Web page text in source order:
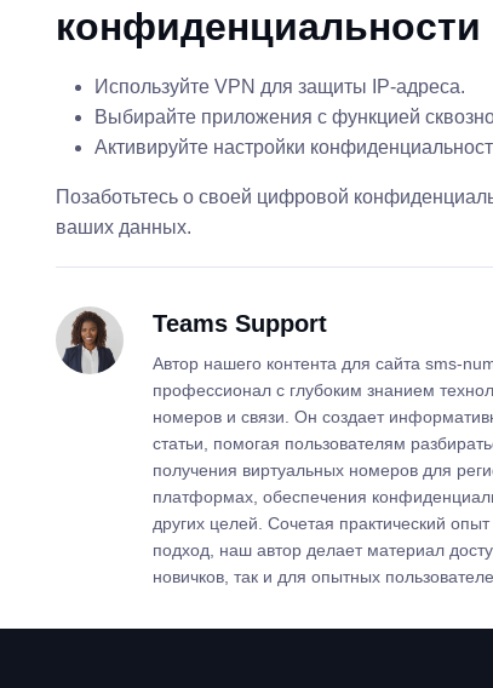
конфиденциальности
Используйте VPN для защиты IP-адреса.
Выбирайте приложения с функцией
Активируйте настройки
Позаботьтесь о своей цифровой
ваших данных.
Teams Support
Автор нашего контента для сайта sms-
профессионал с глубоким знанием
номеров и связи. Он создает
статьи, помогая пользователям
получения виртуальных номеров для
платформах, обеспечения
других целей. Сочетая практический
подход, наш автор делает материал
новичков, так и для опытных